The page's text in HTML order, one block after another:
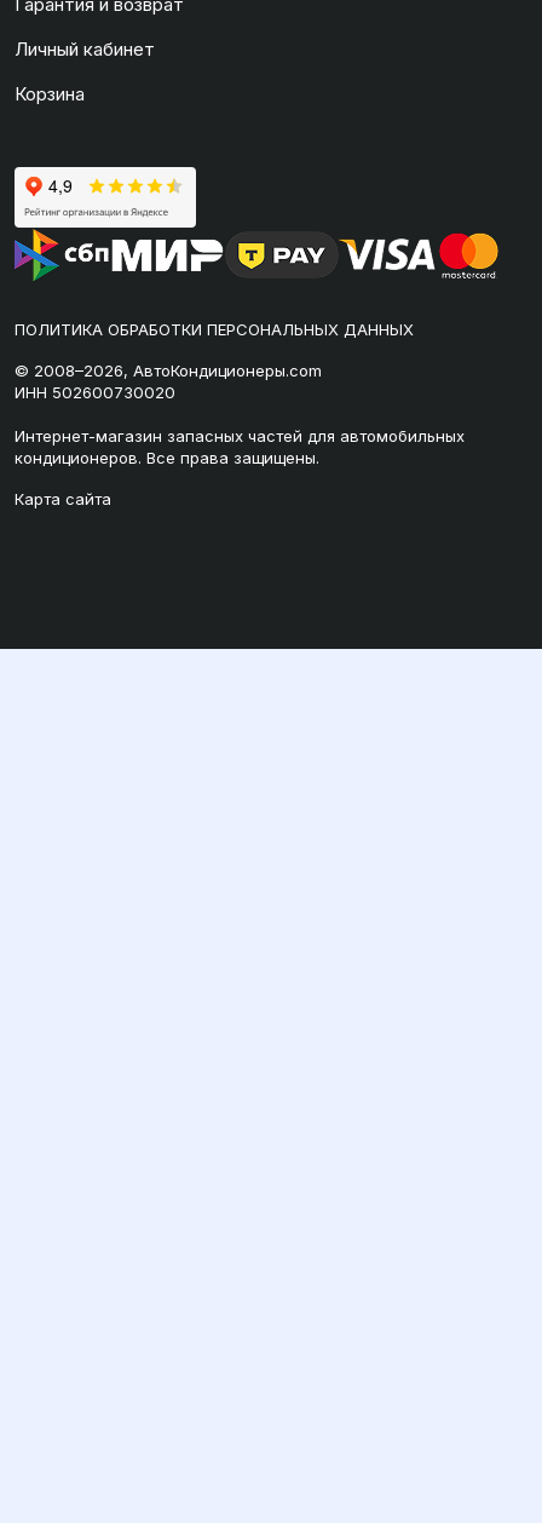
Гарантия и возврат
Личный кабинет
Корзина
ПОЛИТИКА ОБРАБОТКИ ПЕРСОНАЛЬНЫХ ДАННЫХ
© 2008–2026, АвтоКондиционеры.com
ИНН 502600730020
Интернет-магазин запасных частей для автомобильных
кондиционеров. Все права защищены.
Карта сайта